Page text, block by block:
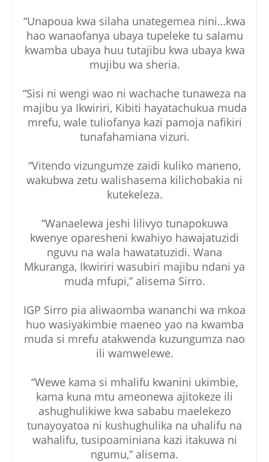
“Unapoua kwa silaha unategemea nini…kwa
hao wanaofanya ubaya tupeleke tu salamu
kwamba ubaya huu tutajibu kwa ubaya kwa
mujibu wa sheria.
“Sisi ni wengi wao ni wachache tunaweza na
majibu ya Ikwiriri, Kibiti hayatachukua muda
mrefu, wale tuliofanya kazi pamoja nafikiri
tunafahamiana vizuri.
“Vitendo vizungumze zaidi kuliko maneno,
wakubwa zetu walishasema kilichobakia ni
kutekeleza.
“Wanaelewa jeshi lilivyo tunapokuwa
kwenye oparesheni kwahiyo hawajatuzidi
nguvu na wala hawatatuzidi. Wana
Mkuranga, Ikwiriri wasubiri majibu ndani ya
muda mfupi,” alisema Sirro.
IGP Sirro pia aliwaomba wananchi wa mkoa
huo wasiyakimbie maeneo yao na kwamba
muda si mrefu atakwenda kuzungumza nao
ili wamwelewe.
“Wewe kama si mhalifu kwanini ukimbie,
kama kuna mtu ameonewa ajitokeze ili
ashughulikiwe kwa sababu maelekezo
tunayoyatoa ni kushughulika na uhalifu na
wahalifu, tusipoaminiana kazi itakuwa ni
ngumu,” alisema.